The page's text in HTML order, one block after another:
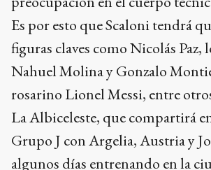
Es por esto que Scaloni tendrá
figuras claves como Nicolás Paz,
Nahuel Molina y Gonzalo
rosarino Lionel Messi, entre
La Albiceleste, que compartirá
Grupo J con Argelia, Austria y
algunos días entrenando en la